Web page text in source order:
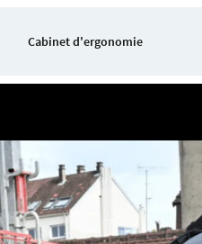
Cabinet d'ergonomie